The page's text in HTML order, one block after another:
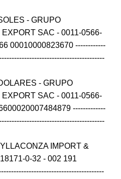
- GRUPO
SAC - 0011-0566-
00010000823670 ------------
- GRUPO
SAC - 0011-0566-
-------------
IMPORT &
0-32 - 002 191